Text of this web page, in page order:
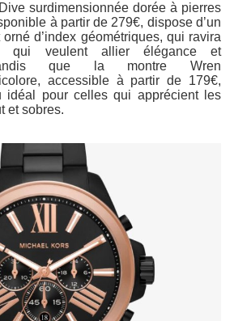
surdimensionnée dorée à pierres
à partir de 279€, dispose d’un
d’index géométriques, qui ravira
qui veulent allier élégance et
que la montre Wren
accessible à partir de 179€,
idéal pour celles qui apprécient les
et sobres.